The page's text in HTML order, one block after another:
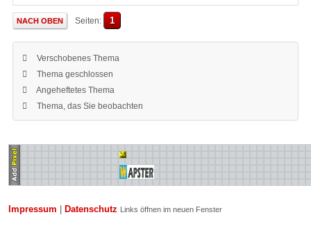
NACH OBEN Seiten 1
Verschobenes Thema
Thema geschlossen
Angeheftetes Thema
Thema, das Sie beobachten
Impressum Datenschutz Links öffnen im neuen Fenster